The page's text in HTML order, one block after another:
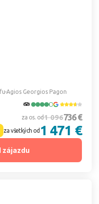
Agios Georgios Pagon
za os. od1 096736 €
za všetkých od 1 471 €
zájazdu